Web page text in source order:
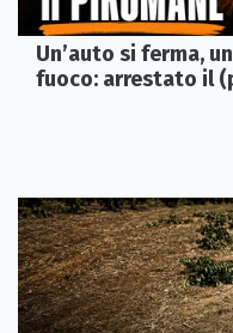
Un’auto si ferma,
fuoco: arrestato il